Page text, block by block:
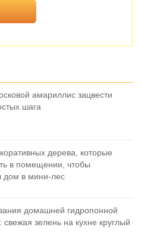
амариллис зацвести
шага
дерева, которые
в помещении, чтобы
дом в мини-лес
домашней гидропонной
зелень на кухне круглый